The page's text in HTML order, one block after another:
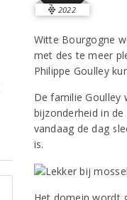
2022
Witte Bourgogne
met des te meer
Philippe Goulley
De familie Goulley
bijzonderheid in
vandaag de dag
is.